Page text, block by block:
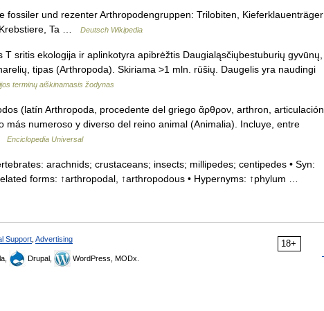
fossiler und rezenter Arthropodengruppen: Trilobiten, Kieferklauenträger
Ta …
Deutsch Wikipedia
sritis ekologija ir aplinkotyra apibrėžtis Daugialąsčiųbestuburių gyvūnų,
tipas (Arthropoda). Skiriama >1 mln. rūšių. Daugelis yra naudingi
terminų aiškinamasis žodynas
(latín Arthropoda, procedente del griego ἄρθρον, arthron, articulación
más numeroso y diverso del reino animal (Animalia). Incluye, entre
Enciclopedia Universal
arachnids; crustaceans; insects; millipedes; centipedes • Syn:
forms: ↑arthropodal, ↑arthropodous • Hypernyms: ↑phylum …
18+
Support Advertising
Drupal, WordPress, MODx.